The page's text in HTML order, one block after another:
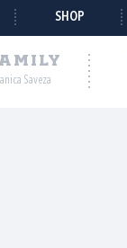
SHOP
Saveza